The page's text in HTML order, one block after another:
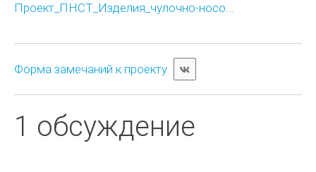
Проект_ПНСТ_Изделия_чулочно-носо...
Форма замечаний к проекту
1 обсуждение